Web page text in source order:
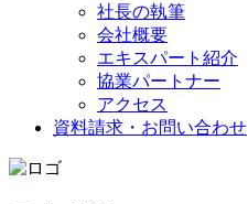
社長の執筆
会社概要
エキスパート紹介
協業パートナー
アクセス
資料請求・お問い合わせ